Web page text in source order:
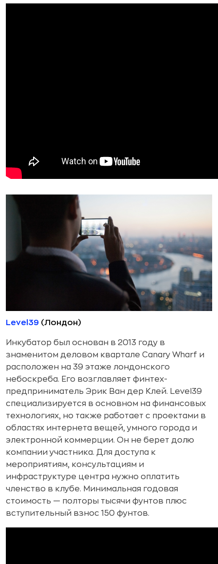
Level39 (Лондон)
Инкубатор был основан в 2013 году в
знаменитом деловом квартале Canary Wharf и
расположен на 39 этаже лондонского
небоскреба. Его возглавляет финтех-
предприниматель Эрик Ван дер Клей. Level39
специализируется в основном на финансовых
технологиях, но также работает с проектами в
областях интернета вещей, умного города и
электронной коммерции. Он не берет долю
компании участника. Для доступа к
мероприятиям, консультациям и
инфраструктуре центра нужно оплатить
членство в клубе. Минимальная годовая
стоимость — полторы тысячи фунтов плюс
вступительный взнос 150 фунтов.